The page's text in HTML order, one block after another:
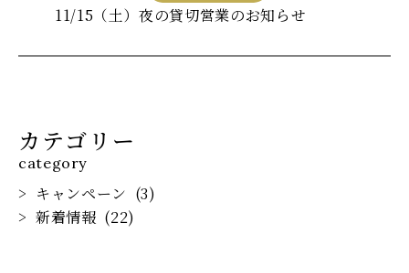
11/15（土）夜の貸切営業のお知らせ
カテゴリー
category
キャンペーン (3)
新着情報 (22)